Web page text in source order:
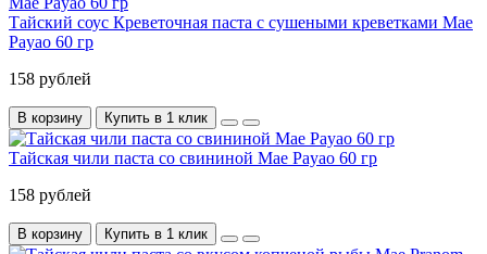
Тайский соус Креветочная паста с сушеными креветками Mae
Payao 60 гр
158 рублей
В корзину Купить в 1 клик
Тайская чили паста со свининой Mae Payao 60 гр
158 рублей
В корзину Купить в 1 клик